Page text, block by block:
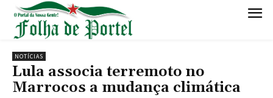
NOTÍCIAS
Lula associa terremoto no
Marrocos a mudança climática